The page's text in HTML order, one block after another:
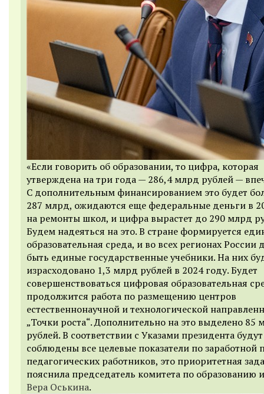
«Если говорить об образовании, то цифра, которая
утверждена на три года — 286,4 млрд рублей —
С дополнительным финансированием это будет
287 млрд, ожидаются еще федеральные деньги в
на ремонты школ, и цифра вырастет до 290 млрд
Будем надеяться на это. В стране формируется
образовательная среда, и во всех регионах
быть единые государственные учебники. На них
израсходовано 1,3 млрд рублей в 2024 году. Будет
совершенствоваться цифровая образовательная
продолжится работа по размещению центров
естественнонаучной и технологической
„Точки роста“. Дополнительно на это выделено 85
рублей. В соответствии с Указами президента будут
соблюдены все целевые показатели по заработной
педагогических работников, это приоритетная
пояснила председатель комитета по образованию
Вера Оськина.